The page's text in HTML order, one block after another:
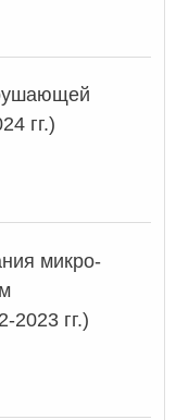
гг.)
микро-
2023 гг.)